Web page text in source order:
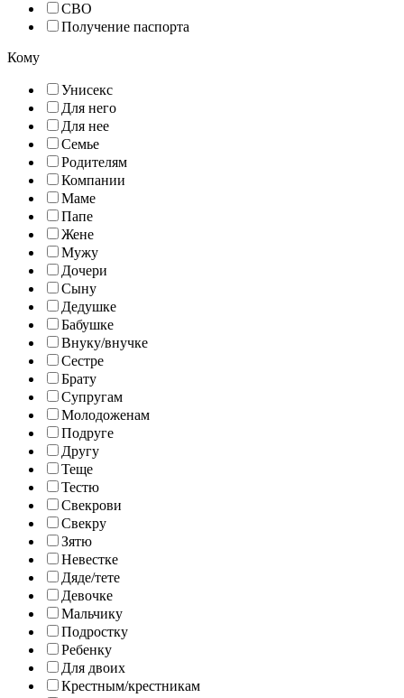
СВО
Получение паспорта
Кому
Унисекс
Для него
Для нее
Семье
Родителям
Компании
Маме
Папе
Жене
Мужу
Дочери
Сыну
Дедушке
Бабушке
Внуку/внучке
Сестре
Брату
Супругам
Молодоженам
Подруге
Другу
Теще
Тестю
Свекрови
Свекру
Зятю
Невестке
Дяде/тете
Девочке
Мальчику
Подростку
Ребенку
Для двоих
Крестным/крестникам